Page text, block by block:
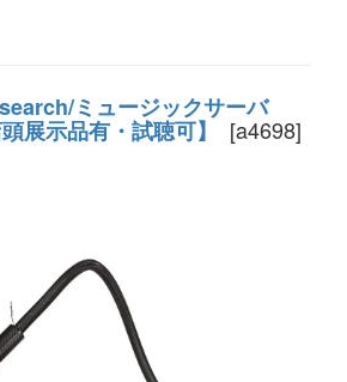
ミュージックサーバ
展示品有・試聴可】 [a4698]